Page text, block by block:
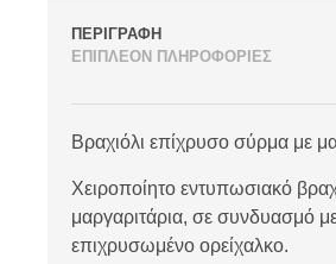
ΠΕΡΙΓΡΑΦΗ
ΕΠΙΠΛΕΟΝ ΠΛΗΡΟΦΟΡΙΕΣ
Βραχιόλι επίχρυσο σύρμα με
Χειροποίητο εντυπωσιακό
μαργαριτάρια, σε συνδυασμό
επιχρυσωμένο ορείχαλκο.